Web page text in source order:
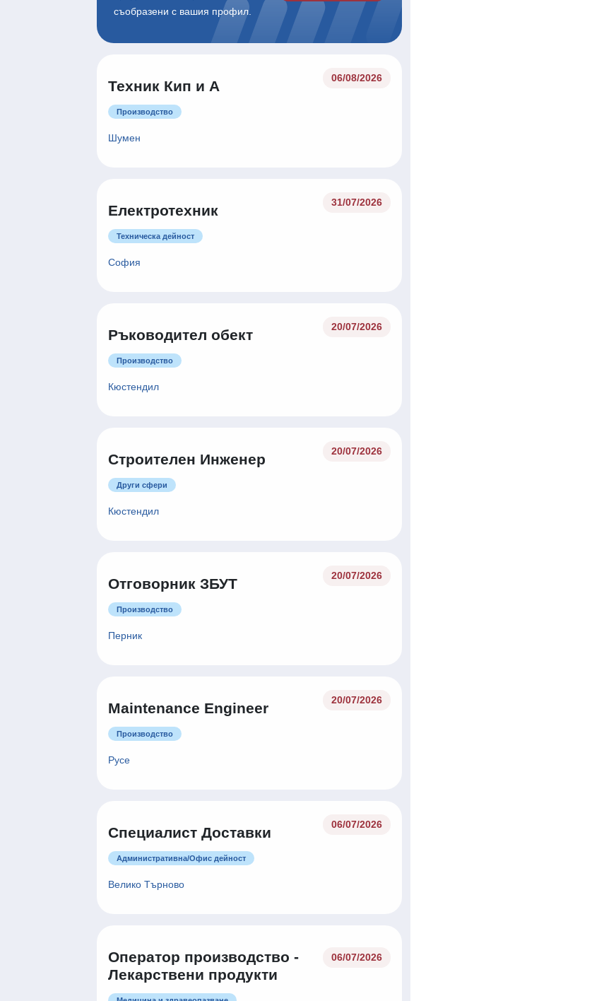
съобразени с вашия профил.
Техник Кип и А
06/08/2026
Производство
Шумен
Електротехник
31/07/2026
Техническа дейност
София
Ръководител обект
20/07/2026
Производство
Кюстендил
Строителен Инженер
20/07/2026
Други сфери
Кюстендил
Отговорник ЗБУТ
20/07/2026
Производство
Перник
Maintenance Engineer
20/07/2026
Производство
Русе
Специалист Доставки
06/07/2026
Административна/Oфис дейност
Велико Търново
Оператор производство -
Лекарствени продукти
06/07/2026